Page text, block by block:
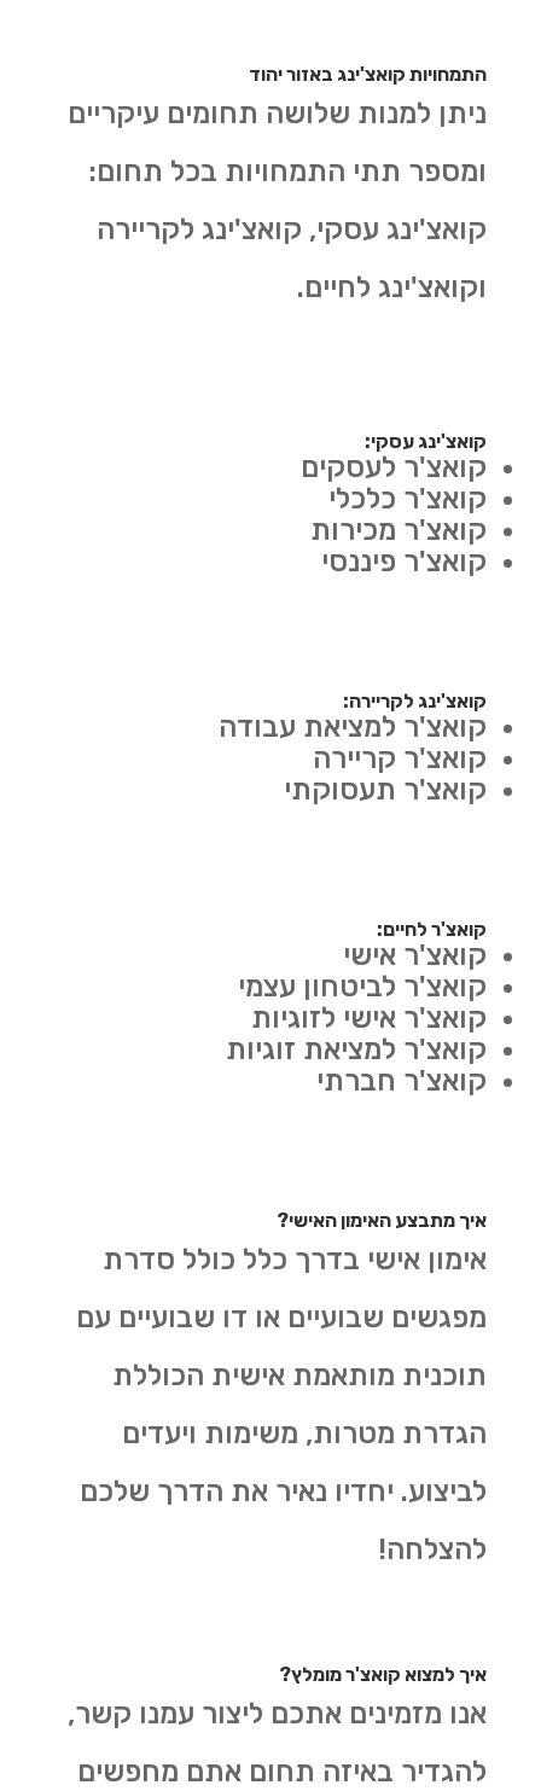
התמחויות קואצ'ינג באזור יהוד
ניתן למנות שלושה תחומים עיקריים
ומספר תתי התמחויות בכל תחום:
קואצ'ינג עסקי, קואצ'ינג לקריירה
וקואצ'ינג לחיים.
קואצ'ינג עסקי:
קואצ'ר לעסקים
קואצ'ר כלכלי
קואצ'ר מכירות
קואצ'ר פיננסי
קואצ'ינג לקריירה:
קואצ'ר למציאת עבודה
קואצ'ר קריירה
קואצ'ר תעסוקתי
קואצ'ר לחיים:
קואצ'ר אישי
קואצ'ר לביטחון עצמי
קואצ'ר אישי לזוגיות
קואצ'ר למציאת זוגיות
קואצ'ר חברתי
איך מתבצע האימון האישי?
אימון אישי בדרך כלל כולל סדרת
מפגשים שבועיים או דו שבועיים עם
תוכנית מותאמת אישית הכוללת
הגדרת מטרות, משימות ויעדים
לביצוע. יחדיו נאיר את הדרך שלכם
להצלחה!
איך למצוא קואצ'ר מומלץ?
אנו מזמינים אתכם ליצור עמנו קשר,
להגדיר באיזה תחום אתם מחפשים